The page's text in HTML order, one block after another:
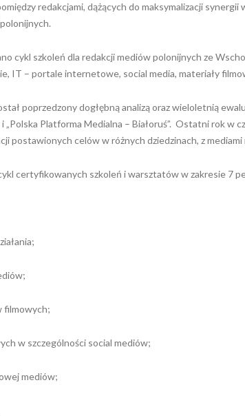
redakcjami, dążących do maksymalizacji
cykl szkoleń dla redakcji mediów polonijnych ze
IT – portale internetowe, social media, materiały
poprzedzony dogłębną analizą oraz wieloletnią
„Polska Platforma Medialna – Białoruś”. Ostatni rok w
postawionych celów w różnych dziedzinach, z mediami
certyfikowanych szkoleń i warsztatów w zakresie 7
filmowych;
w szczególności social mediów;
mediów;